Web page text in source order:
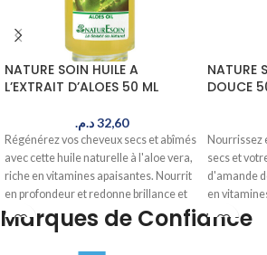
NATURE SOIN HUILE A
L’EXTRAIT D’ALOES 50 ML
32,60 د.م.
Régénérez vos cheveux secs et abîmés
avec cette huile naturelle à l'aloe vera,
riche en vitamines apaisantes. Nourrit
en profondeur et redonne brillance et
souplesse. Livré en 24-48h au Maroc.
NATURE
DOUCE
Nourrissez
secs et
d'amande
en
brillance
visage.
Marques de Confiance